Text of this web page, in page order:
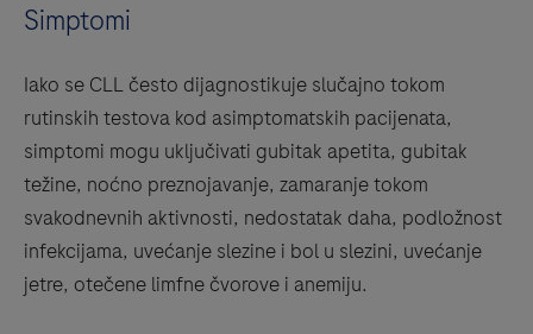
Simptomi
Iako se CLL često dijagnostikuje slučajno tokom
rutinskih testova kod asimptomatskih pacijenata,
simptomi mogu uključivati gubitak apetita, gubitak
težine, noćno preznojavanje, zamaranje tokom
svakodnevnih aktivnosti, nedostatak daha, podložnost
infekcijama, uvećanje slezine i bol u slezini, uvećanje
jetre, otečene limfne čvorove i anemiju.